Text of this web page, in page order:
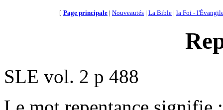
[ Page principale | Nouveautés | La Bible | la Foi -
SLE vol. 2 p 488